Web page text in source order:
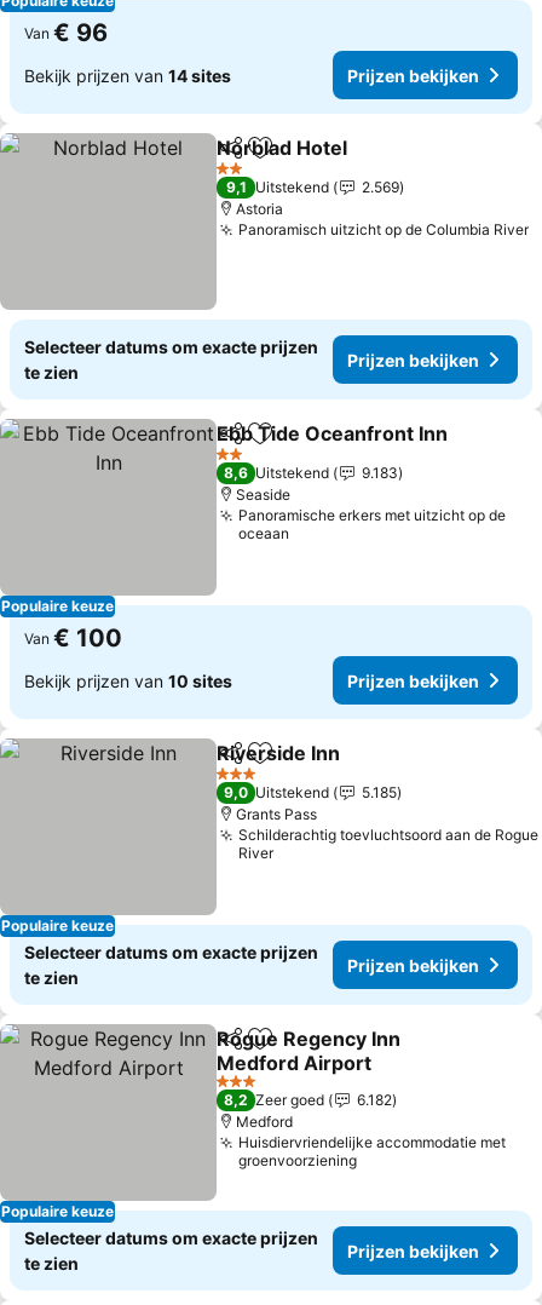
Van € 96
Bekijk prijzen van 14 sites Prijzen bekijken
DelenToevoegen aan favorieten
Norblad Hotel
2 Sterren
9,1 Uitstekend
2.569
Astoria
Panoramisch uitzicht op de Columbia River
Selecteer datums om exacte prijzen
te zien
Prijzen bekijken
Populaire keuze
DelenToevoegen aan favorieten
Ebb Tide Oceanfront Inn
2 Sterren
8,6 Uitstekend
9.183
Seaside
Panoramische erkers met uitzicht op de
oceaan
Van € 100
Bekijk prijzen van 10 sites Prijzen bekijken
Populaire keuze
DelenToevoegen aan favorieten
Riverside Inn
3 Sterren
9,0 Uitstekend
5.185
Grants Pass
Schilderachtig toevluchtsoord aan de Rogue
River
Selecteer datums om exacte prijzen
te zien
Prijzen bekijken
Populaire keuze
DelenToevoegen aan favorieten
Rogue Regency Inn
Medford Airport
3 Sterren
8,2 Zeer goed
6.182
Medford
Huisdiervriendelijke accommodatie met
groenvoorziening
Selecteer datums om exacte prijzen
te zien
Prijzen bekijken